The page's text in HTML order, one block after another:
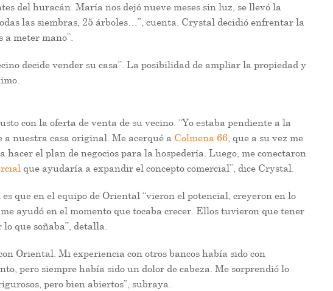
del huracán. María nos dejó nueve meses sin luz, se llevó la
las siembras, 25 árboles…”, cuenta. Crystal decidió enfrentar la
a meter mano”.
decide vender su casa”. La posibilidad de ampliar la propiedad y
con la oferta de venta de su vecino. “Yo estaba pendiente a la
a nuestra casa original. Me acerqué a Colmena 66, que a su vez me
hacer el plan de negocios para la hospedería. Luego, me conectaron
que ayudaría a expandir el concepto comercial”, dice Crystal.
que en el equipo de Oriental “vieron el potencial, creyeron en lo
ayudó en el momento que tocaba crecer. Ellos tuvieron que tener
que soñaba”, detalla.
Oriental. Mi experiencia con otros bancos había sido con
pero siempre había sido un dolor de cabeza. Me sorprendió lo
pero bien abiertos”, subraya.